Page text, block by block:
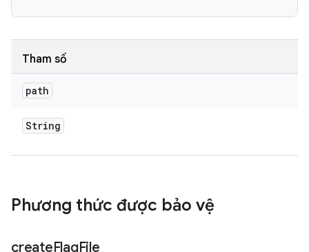
Tham số
path
String
Phương thức được bảo vệ
createFlagFile